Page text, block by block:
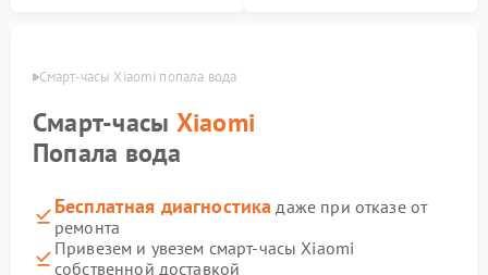
Смарт-часы Xiaomi попала вода
Смарт-часы Xiaomi
Попала вода
Бесплатная диагностика даже при отказе от
ремонта
Привезем и увезем смарт-часы Xiaomi
собственной доставкой